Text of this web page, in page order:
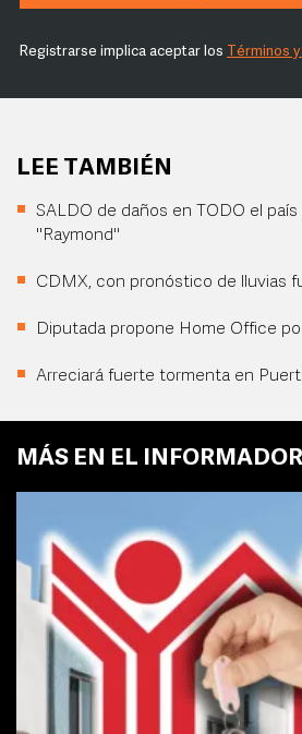
Registrarse implica aceptar los Términos
LEE TAMBIÉN
SALDO de daños en TODO el
"Raymond"
CDMX, con pronóstico de lluvias
Diputada propone Home Office
Arreciará fuerte tormenta en
MÁS EN EL INFORMADOR